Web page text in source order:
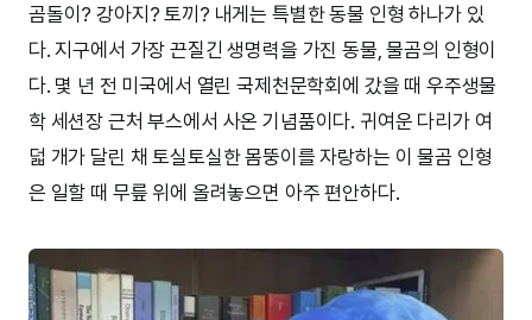
곰돌이? 강아지? 토끼? 내게는 특별한 동물 인형 하나가 있
다. 지구에서 가장 끈질긴 생명력을 가진 동물, 물곰의 인형이
다. 몇 년 전 미국에서 열린 국제천문학회에 갔을 때 우주생물
학 세션장 근처 부스에서 사온 기념품이다. 귀여운 다리가 여
덟 개가 달린 채 토실토실한 몸뚱이를 자랑하는 이 물곰 인형
은 일할 때 무릎 위에 올려놓으면 아주 편안하다.